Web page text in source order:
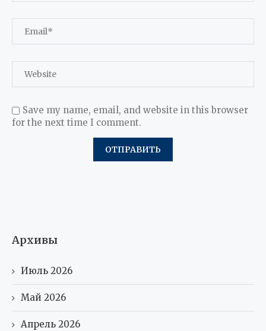
Save my name, email, and website in this browser
for the next time I comment.
Архивы
Июль 2026
Май 2026
Апрель 2026